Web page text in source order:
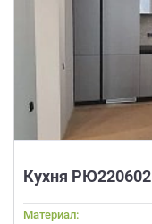
Кухня РЮ220602
Материал: